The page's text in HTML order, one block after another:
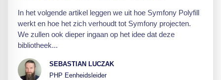
In het volgende artikel leggen we uit hoe Symfony Polyfill
werkt en hoe het zich verhoudt tot Symfony projecten.
We zullen ook dieper ingaan op het idee dat deze
bibliotheek...
SEBASTIAN LUCZAK
PHP Eenheidsleider